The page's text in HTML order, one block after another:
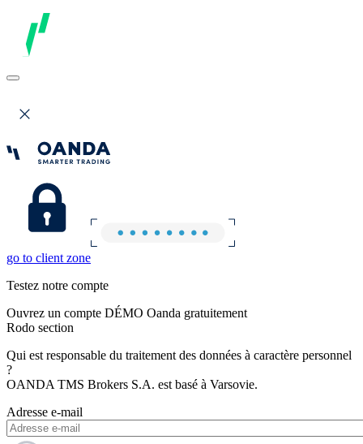
go to client zone
Testez notre compte
Ouvrez un compte DÉMO Oanda gratuitement
Rodo section
Qui est responsable du traitement des données à caractère personnel
?
OANDA TMS Brokers S.A. est basé à Varsovie.
Adresse e-mail